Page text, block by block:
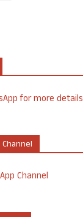
for more details
Channel